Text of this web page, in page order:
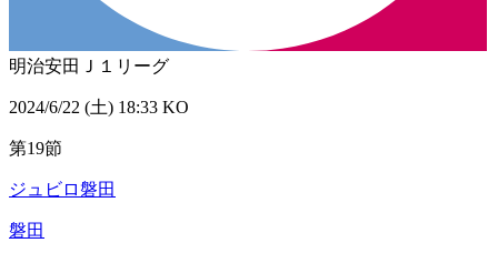
明治安田Ｊ１リーグ
2024/6/22 (土) 18:33 KO
第19節
ジュビロ磐田
磐田